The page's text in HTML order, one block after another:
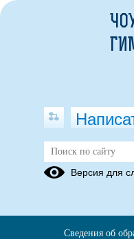
День Музыки
1 октября в
фортепианного
Версия для
Сведения об